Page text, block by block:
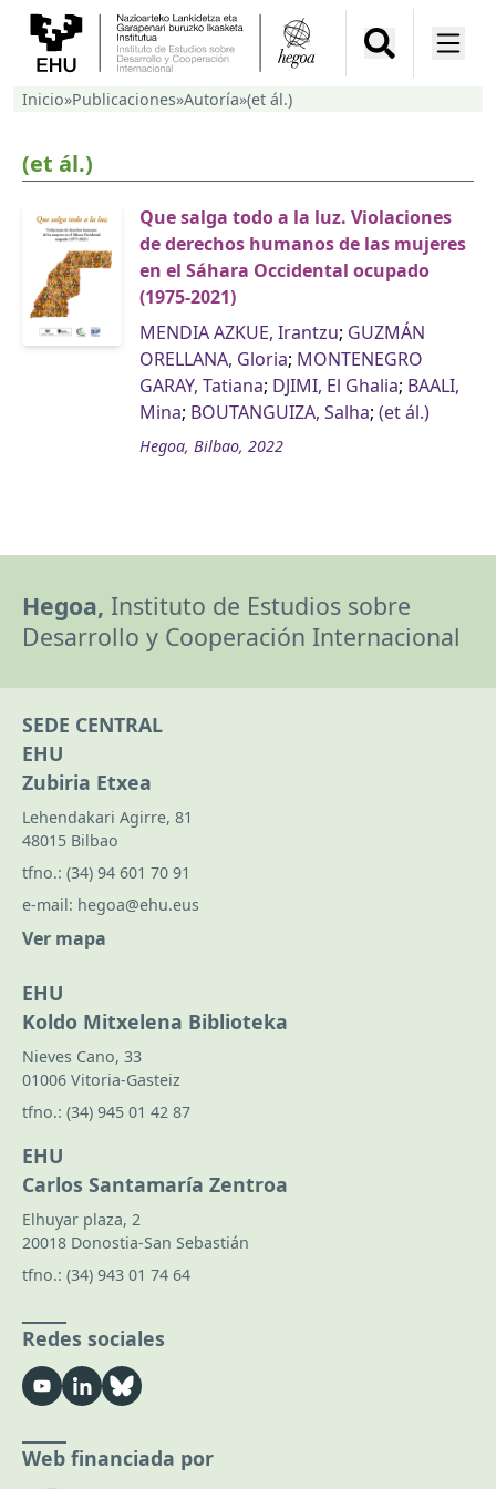
Inicio»Publicaciones»Autoría»(et ál.)
(et ál.)
Que salga todo a la luz. Violaciones
de derechos humanos de las mujeres
en el Sáhara Occidental ocupado
(1975-2021)
MENDIA AZKUE, Irantzu; GUZMÁN
ORELLANA, Gloria; MONTENEGRO
GARAY, Tatiana; DJIMI, El Ghalia; BAALI,
Mina; BOUTANGUIZA, Salha; (et ál.)
Hegoa, Bilbao, 2022
Hegoa, Instituto de Estudios sobre
Desarrollo y Cooperación Internacional
SEDE CENTRAL
EHU
Zubiria Etxea
Lehendakari Agirre, 81
48015 Bilbao
tfno.: (34) 94 601 70 91
e-mail: hegoa@ehu.eus
Ver mapa
EHU
Koldo Mitxelena Biblioteka
Nieves Cano, 33
01006 Vitoria-Gasteiz
tfno.: (34) 945 01 42 87
EHU
Carlos Santamaría Zentroa
Elhuyar plaza, 2
20018 Donostia-San Sebastián
tfno.: (34) 943 01 74 64
Redes sociales
Web financiada por